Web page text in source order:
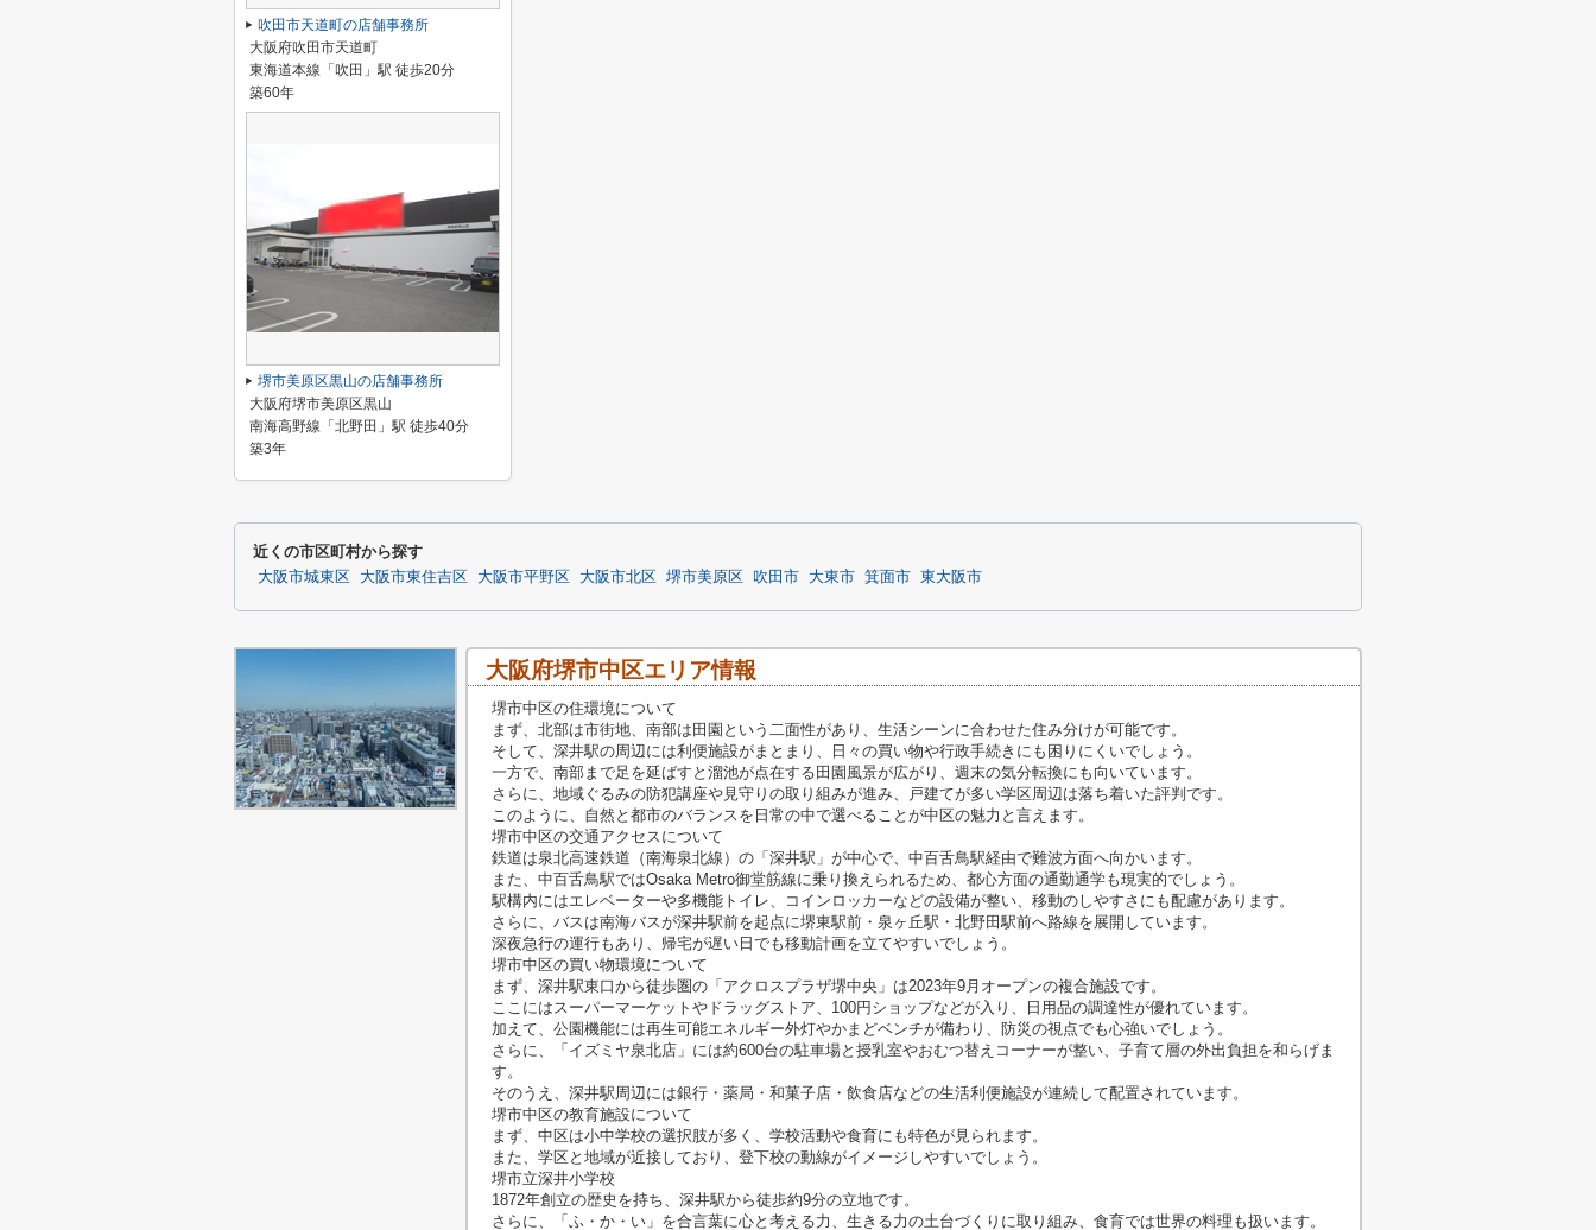
吹田市天道町の店舗事務所
大阪府吹田市天道町
東海道本線「吹田」駅 徒歩20分
築60年
堺市美原区黒山の店舗事務所
大阪府堺市美原区黒山
南海高野線「北野田」駅 徒歩40分
築3年
近くの市区町村から探す
大阪市城東区 大阪市東住吉区 大阪市平野区 大阪市北区 堺市美原区 吹田市 大東市 箕面市 東大阪市
大阪府堺市中区エリア情報
堺市中区の住環境について
まず、北部は市街地、南部は田園という二面性があり、生活シーンに合わせた住み分けが可能です。
そして、深井駅の周辺には利便施設がまとまり、日々の買い物や行政手続きにも困りにくいでしょう。
一方で、南部まで足を延ばすと溜池が点在する田園風景が広がり、週末の気分転換にも向いています。
さらに、地域ぐるみの防犯講座や見守りの取り組みが進み、戸建てが多い学区周辺は落ち着いた評判です。
このように、自然と都市のバランスを日常の中で選べることが中区の魅力と言えます。
堺市中区の交通アクセスについて
鉄道は泉北高速鉄道（南海泉北線）の「深井駅」が中心で、中百舌鳥駅経由で難波方面へ向かいます。
また、中百舌鳥駅ではOsaka Metro御堂筋線に乗り換えられるため、都心方面の通勤通学も現実的でしょう。
駅構内にはエレベーターや多機能トイレ、コインロッカーなどの設備が整い、移動のしやすさにも配慮があります。
さらに、バスは南海バスが深井駅前を起点に堺東駅前・泉ヶ丘駅・北野田駅前へ路線を展開しています。
深夜急行の運行もあり、帰宅が遅い日でも移動計画を立てやすいでしょう。
堺市中区の買い物環境について
まず、深井駅東口から徒歩圏の「アクロスプラザ堺中央」は2023年9月オープンの複合施設です。
ここにはスーパーマーケットやドラッグストア、100円ショップなどが入り、日用品の調達性が優れています。
加えて、公園機能には再生可能エネルギー外灯やかまどベンチが備わり、防災の視点でも心強いでしょう。
さらに、「イズミヤ泉北店」には約600台の駐車場と授乳室やおむつ替えコーナーが整い、子育て層の外出負担を和らげま
す。
そのうえ、深井駅周辺には銀行・薬局・和菓子店・飲食店などの生活利便施設が連続して配置されています。
堺市中区の教育施設について
まず、中区は小中学校の選択肢が多く、学校活動や食育にも特色が見られます。
また、学区と地域が近接しており、登下校の動線がイメージしやすいでしょう。
堺市立深井小学校
1872年創立の歴史を持ち、深井駅から徒歩約9分の立地です。
さらに、「ふ・か・い」を合言葉に心と考える力、生きる力の土台づくりに取り組み、食育では世界の料理も扱います。